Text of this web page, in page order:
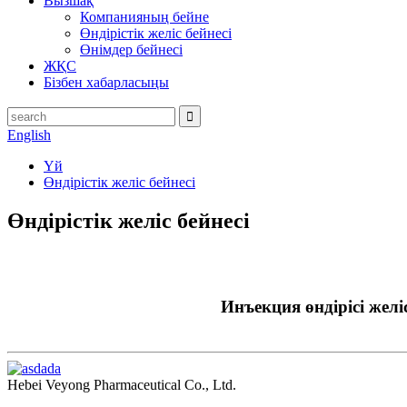
Компанияның бейне
Өндірістік желіс бейнесі
Өнімдер бейнесі
ЖҚС
Бізбен хабарласыңы
English
Үй
Өндірістік желіс бейнесі
Өндірістік желіс бейнесі
Инъекция өндірісі
Hebei Veyong Pharmaceutical Co., Ltd.